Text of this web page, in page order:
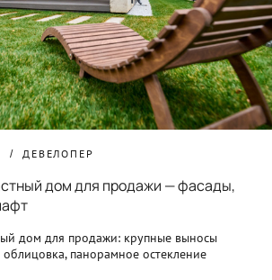
ДЕВЕЛОПЕР
дом для продажи — фасады,
дом для продажи: крупные выносы
панорамное остекление